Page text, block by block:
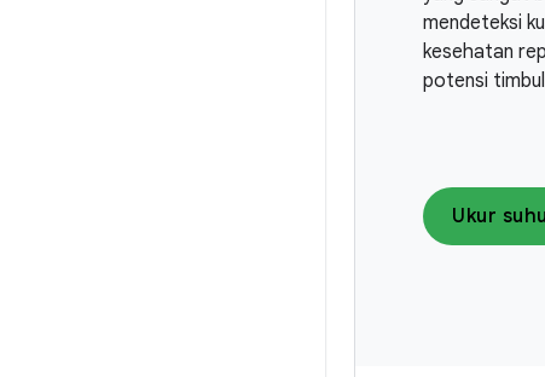
mendeteksi
kesehatan
potensi
Ukur